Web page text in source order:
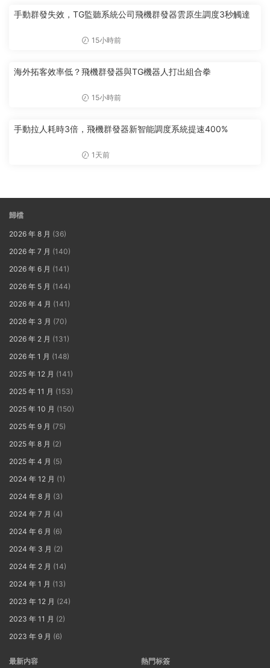
手動群發失效，TG監聽系統公司飛機群發器雲原生調度3秒觸達
15小時前
海外拓客效率低？飛機群發器與TG機器人打出組合拳
15小時前
手動拉人耗時3倍，飛機群發器新智能調度系統提速400%
1天前
歸檔
2026 年 8 月 (36)
2026 年 7 月 (140)
2026 年 6 月 (141)
2026 年 5 月 (144)
2026 年 4 月 (141)
2026 年 3 月 (70)
2026 年 2 月 (131)
2026 年 1 月 (148)
2025 年 12 月 (141)
2025 年 11 月 (153)
2025 年 10 月 (150)
2025 年 9 月 (75)
2025 年 8 月 (2)
2025 年 4 月 (5)
2024 年 12 月 (1)
2024 年 8 月 (3)
2024 年 7 月 (4)
2024 年 6 月 (6)
2024 年 3 月 (2)
2024 年 2 月 (14)
2024 年 1 月 (13)
2023 年 12 月 (24)
2023 年 11 月 (2)
2023 年 9 月 (6)
最新内容 熱門标簽